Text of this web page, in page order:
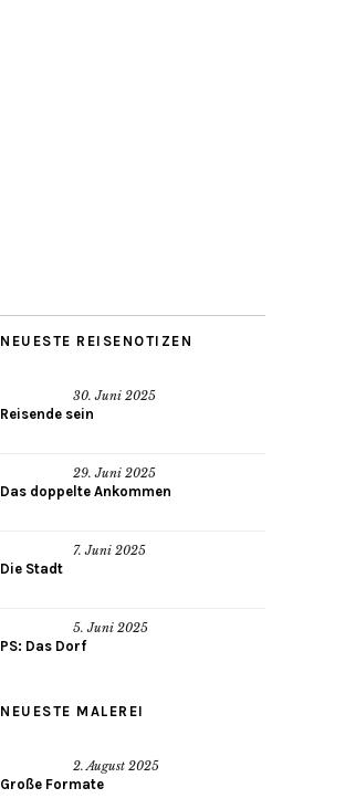
NEUESTE REISENOTIZEN
30. Juni 2025
Reisende sein
29. Juni 2025
Das doppelte Ankommen
7. Juni 2025
Die Stadt
5. Juni 2025
PS: Das Dorf
NEUESTE MALEREI
2. August 2025
Große Formate